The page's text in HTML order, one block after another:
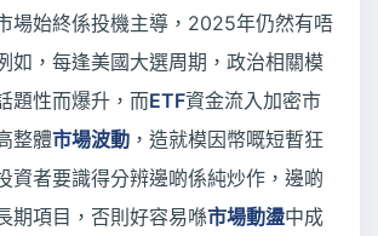
場始終係投機主導，2025年仍然有唔
如，每逢美國大選周期，政治相關模
題性而爆升，而ETF資金流入加密市
整體市場波動 ，造就模因幣嘅短暫狂
資者要識得分辨邊啲係純炒作，邊啲
期項目，否則好容易喺市場動盪中成